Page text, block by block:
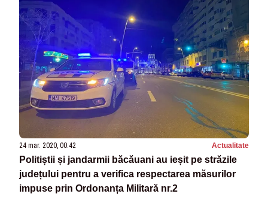
24 mar. 2020, 00:42 Actualitate
Politiștii și jandarmii băcăuani au ieșit pe străzile
județului pentru a verifica respectarea măsurilor
impuse prin Ordonanța Militară nr.2